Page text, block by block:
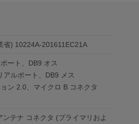
省) 10224A-201611EC21A
ート、DB9 オス
アルポート、DB9 メス
ン 2.0、マイクロ B コネクタ
ンテナ コネクタ (プライマリおよ